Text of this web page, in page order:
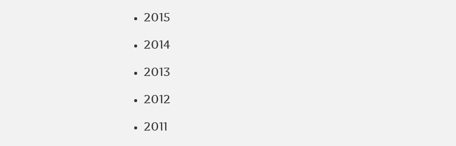
2015
2014
2013
2012
2011